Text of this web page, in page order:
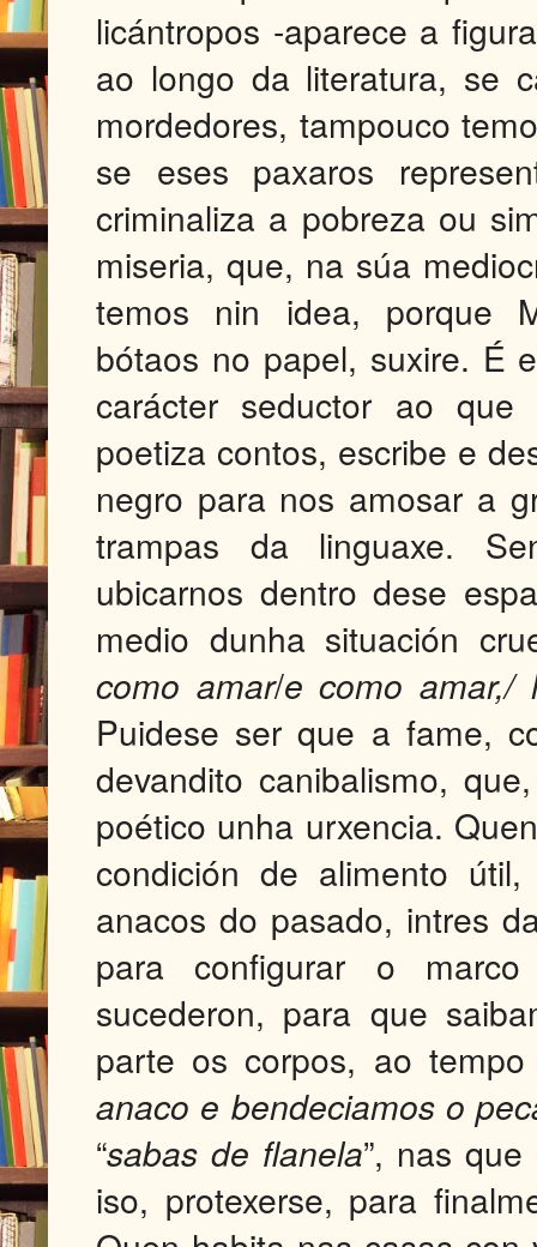
licántropos -aparece a
ao longo da literatura, se
mordedores, tampouco
se eses paxaros
criminaliza a pobreza ou
miseria, que, na súa
temos nin idea, porque
bótaos no papel, suxire. É
carácter seductor ao
poetiza contos, escribe e
negro para nos amosar a
trampas da linguaxe.
ubicarnos dentro dese
medio dunha situación
como amar/e como amar,/
Puidese ser que a fame,
devandito canibalismo,
poético unha urxencia.
condición de alimento
anacos do pasado, intres
para configurar o
sucederon, para que
parte os corpos, ao
anaco e bendeciamos o
“sabas de flanela”, nas que
iso, protexerse, para